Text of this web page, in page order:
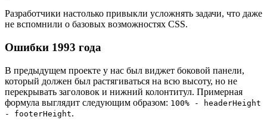
Разработчики настолько привыкли усложнять задачи, что даже
не вспомнили о базовых возможностях CSS.
Ошибки 1993 года
В предыдущем проекте у нас был виджет боковой панели,
который должен был растягиваться на всю высоту, но не
перекрывать заголовок и нижний колонтитул. Примерная
формула выглядит следующим образом: 100% - headerHeight
- footerHeight.